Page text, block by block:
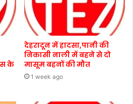
के
देहरादून में हादसा,पानी की
निकासी नाली में बहने से दो
मासूम बहनों की मौत
1 week ago